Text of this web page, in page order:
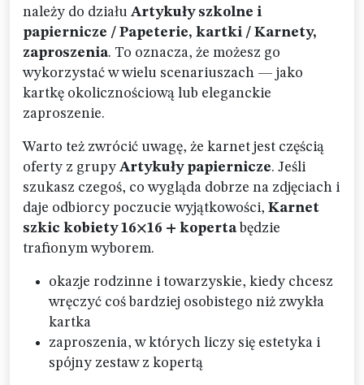
należy do działu Artykuły szkolne i
papiernicze / Papeterie, kartki / Karnety,
zaproszenia. To oznacza, że możesz go
wykorzystać w wielu scenariuszach — jako
kartkę okolicznościową lub eleganckie
zaproszenie.
Warto też zwrócić uwagę, że karnet jest częścią
oferty z grupy Artykuły papiernicze. Jeśli
szukasz czegoś, co wygląda dobrze na zdjęciach i
daje odbiorcy poczucie wyjątkowości, Karnet
szkic kobiety 16×16 + kopertabędzie
trafionym wyborem.
okazje rodzinne i towarzyskie, kiedy chcesz
wręczyć coś bardziej osobistego niż zwykła
kartka
zaproszenia, w których liczy się estetyka i
spójny zestaw z kopertą